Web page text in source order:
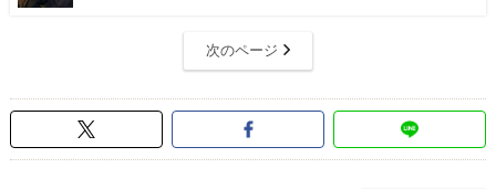
次のページ